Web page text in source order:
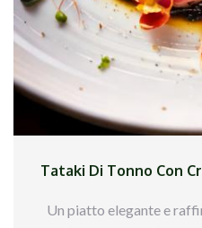
Composizione:
confit e il
Un piatto ricco di sapore,
Tataki Di Tonno Con
Un piatto elegante e